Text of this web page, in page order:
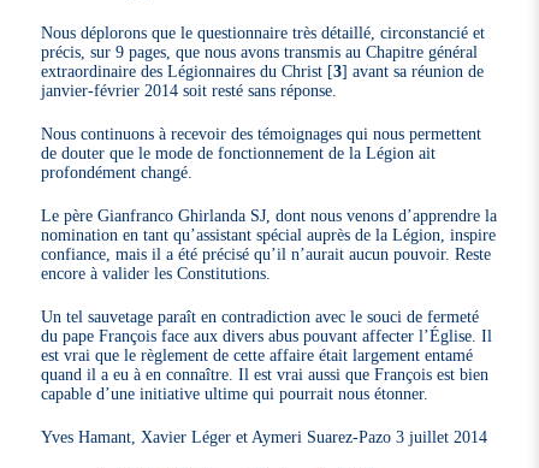
Nous déplorons que le questionnaire très détaillé, circonstancié et
précis, sur 9 pages, que nous avons transmis au Chapitre général
extraordinaire des Légionnaires du Christ [3] avant sa réunion de
janvier-février 2014 soit resté sans réponse.
Nous continuons à recevoir des témoignages qui nous permettent
de douter que le mode de fonctionnement de la Légion ait
profondément changé.
Le père Gianfranco Ghirlanda SJ, dont nous venons d’apprendre la
nomination en tant qu’assistant spécial auprès de la Légion, inspire
confiance, mais il a été précisé qu’il n’aurait aucun pouvoir. Reste
encore à valider les Constitutions.
Un tel sauvetage paraît en contradiction avec le souci de fermeté
du pape François face aux divers abus pouvant affecter l’Église. Il
est vrai que le règlement de cette affaire était largement entamé
quand il a eu à en connaître. Il est vrai aussi que François est bien
capable d’une initiative ultime qui pourrait nous étonner.
Yves Hamant, Xavier Léger et Aymeri Suarez-Pazo 3 juillet 2014